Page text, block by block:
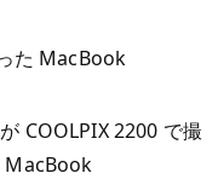
た MacBook
COOLPIX 2200 で撮
MacBook